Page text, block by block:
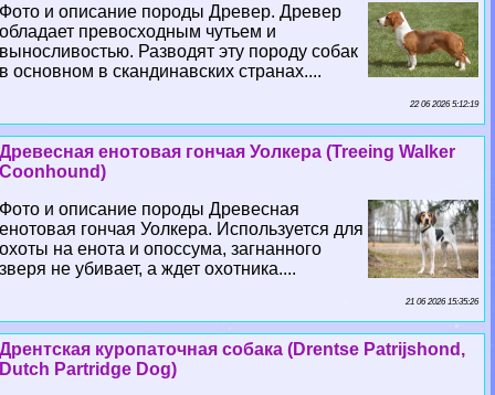
Фото и описание породы Древер. Древер
обладает превосходным чутьем и
выносливостью. Разводят эту породу собак
в основном в скандинавских странах....
22 06 2026 5:12:19
Древесная енотовая гончая Уолкера (Treeing Walker
Coonhound)
Фото и описание породы Древесная
енотовая гончая Уолкера. Используется для
охоты на енота и опоссума, загнанного
зверя не убивает, а ждет охотника....
21 06 2026 15:35:26
Дрентская куропаточная собака (Drentse Patrijshond,
Dutch Partridge Dog)